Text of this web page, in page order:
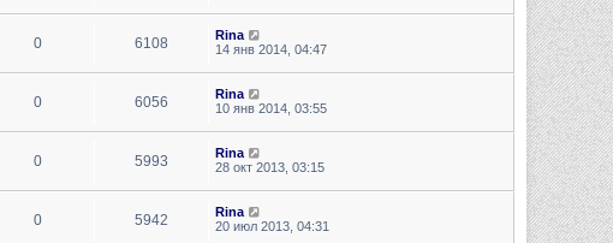
0 6108
Rina
14 янв 2014, 04:47
0 6056
Rina
10 янв 2014, 03:55
0 5993
Rina
28 окт 2013, 03:15
0 5942
Rina
20 июл 2013, 04:31